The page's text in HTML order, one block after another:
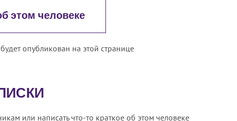
этом человеке
опубликован на этой странице
или написать что-то краткое об этом человеке